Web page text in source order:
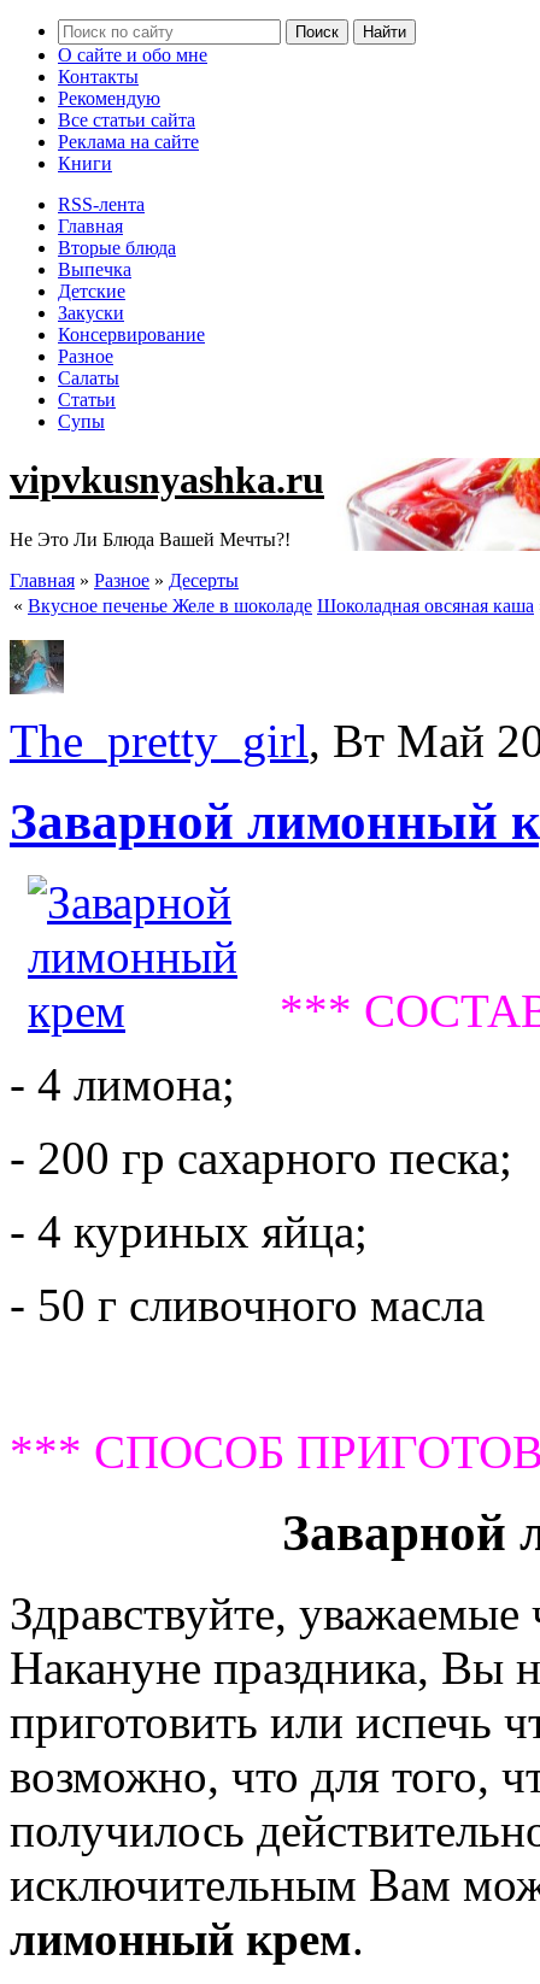
О сайте и обо мне
Контакты
Рекомендую
Все статьи сайта
Реклама на сайте
Книги
RSS-лента
Главная
Вторые блюда
Выпечка
Детские
Закуски
Консервирование
Разное
Салаты
Статьи
Супы
vipvkusnyashka.ru
Не Это Ли Блюда Вашей Мечты?!
Главная » Разное » Десерты
« Вкусное печенье Желе в шоколаде Шоколадная овсяная каша
The_pretty_girl, Вт Май
Заварной лимонный
***
- 4 лимона;
- 200 гр сахарного песка;
- 4 куриных яйца;
- 50 г сливочного масла
*** СПОСОБ
Заварной
Здравствуйте, уважаемые
Накануне праздника, Вы
приготовить или испечь
возможно, что для того,
получилось
исключительным Вам
лимонный крем.